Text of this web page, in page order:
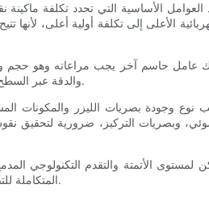
الأعلى إلى تكلفة أولية أعلى،
عامل حاسم آخر يجب مراعاته وهو حجم
والدقة عبر السطح بأكمله. علاوة على ذلك، فإن بعض ميزات التصميم، مثل الملحقات الدوارة لنقش الأشياء الأسطوانية، يمكن أن تساهم أيضًا في التكلفة الإجمالية للآلة.
نوع وجودة بصريات الليزر والمكونات
وبصريات التركيز، ضرورية لتحقيق
لمستوى الأتمتة والتقدم التكنولوجي
المتكاملة للتصميم والتحكم أن تعزز تجربة المستخدم والإنتاجية بشكل عام. ومع ذلك، تأتي هذه الميزات الإضافية عادةً بسعر أعلى نظرًا لزيادة تعقيد الجهاز وتطوره.